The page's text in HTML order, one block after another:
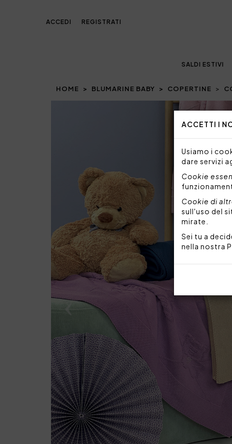
ACCETTI I
Usiamo i
dare servizi
Cookie
Cookie di
sull'uso del
mirate.
Sei tu a
nella nostra
ACCEDI REGISTRATI
SALDI ESTIVI
HOME BLUMARINE BABY COPERTINE